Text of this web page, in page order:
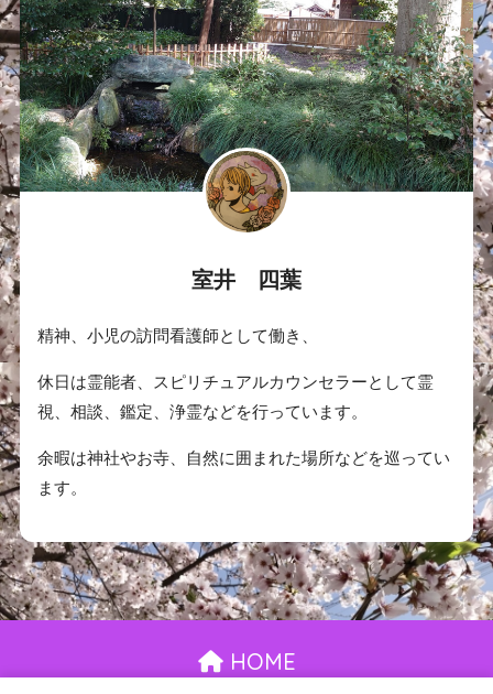
室井 四葉
精神、小児の訪問看護師として働き、
休日は霊能者、スピリチュアルカウンセラーとして霊
視、相談、鑑定、浄霊などを行っています。
余暇は神社やお寺、自然に囲まれた場所などを巡ってい
ます。
HOME